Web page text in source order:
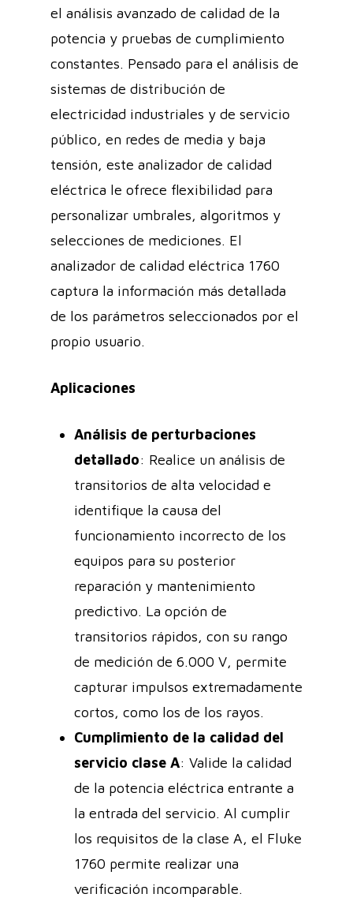
el análisis avanzado de calidad de la
potencia y pruebas de cumplimiento
constantes. Pensado para el análisis de
sistemas de distribución de
electricidad industriales y de servicio
público, en redes de media y baja
tensión, este analizador de calidad
eléctrica le ofrece flexibilidad para
personalizar umbrales, algoritmos y
selecciones de mediciones. El
analizador de calidad eléctrica 1760
captura la información más detallada
de los parámetros seleccionados por el
propio usuario.
Aplicaciones
Análisis de perturbaciones
detallado: Realice un análisis de
transitorios de alta velocidad e
identifique la causa del
funcionamiento incorrecto de los
equipos para su posterior
reparación y mantenimiento
predictivo. La opción de
transitorios rápidos, con su rango
de medición de 6.000 V, permite
capturar impulsos extremadamente
cortos, como los de los rayos.
Cumplimiento de la calidad del
servicio clase A: Valide la calidad
de la potencia eléctrica entrante a
la entrada del servicio. Al cumplir
los requisitos de la clase A, el Fluke
1760 permite realizar una
verificación incomparable.